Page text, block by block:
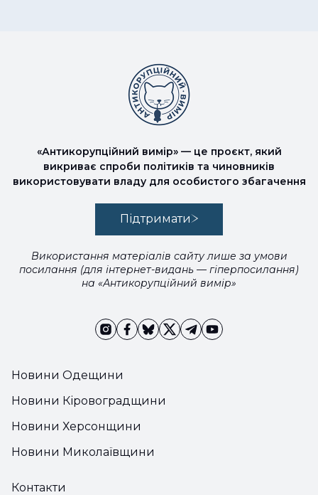
Новини Одещини
Новини Кіровоградщини
Новини Херсонщини
Новини Миколаївщини
«Антикорупційний вимір» — це проєкт, який
викриває спроби політиків та чиновників
використовувати владу для особистого збагачення
Підтримати
Використання матеріалів сайту лише за умови
посилання (для інтернет-видань — гіперпосилання)
на «Антикорупційний вимір»
Контакти